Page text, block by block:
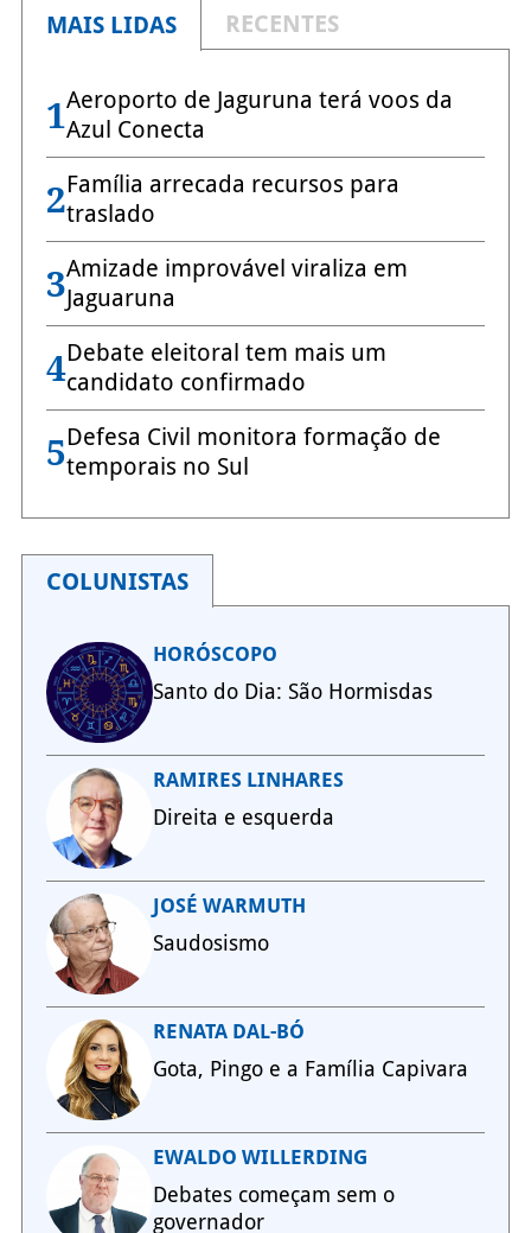
MAIS LIDAS
RECENTES
1Aeroporto de Jaguruna terá voos da
Azul Conecta
2Família arrecada recursos para
traslado
3Amizade improvável viraliza em
Jaguaruna
4Debate eleitoral tem mais um
candidato confirmado
5Defesa Civil monitora formação de
temporais no Sul
COLUNISTAS
HORÓSCOPO
Santo do Dia: São Hormisdas
RAMIRES LINHARES
Direita e esquerda
JOSÉ WARMUTH
Saudosismo
RENATA DAL-BÓ
Gota, Pingo e a Família Capivara
EWALDO WILLERDING
Debates começam sem o
governador